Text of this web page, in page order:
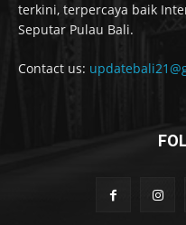
terkini, terpercaya baik
Seputar Pulau Bali.
Contact us: